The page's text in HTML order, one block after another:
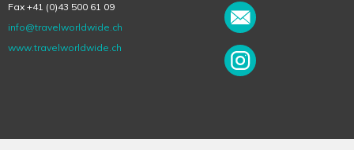
Fax +41 (0)43 500 61 09
info@travelworldwide.ch
www.travelworldwide.ch